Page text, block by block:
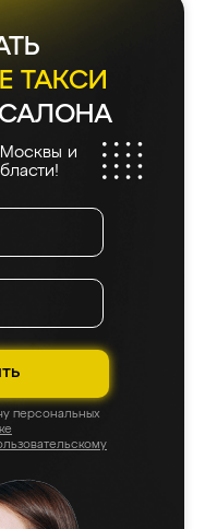
ТАКСИ
и
персональных